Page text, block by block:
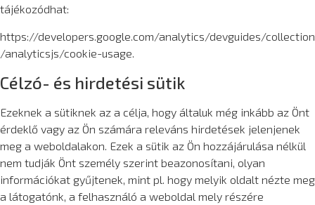
tájékozódhat:
https://developers.google.com/analytics/devguides/collection
/analyticsjs/cookie-usage.
Célzó- és hirdetési sütik
Ezeknek a sütiknek az a célja, hogy általuk még inkább az Önt
érdeklő vagy az Ön számára releváns hirdetések jelenjenek
meg a weboldalakon. Ezek a sütik az Ön hozzájárulása nélkül
nem tudják Önt személy szerint beazonosítani, olyan
információkat gyűjtenek, mint pl. hogy melyik oldalt nézte meg
a látogatónk, a felhasználó a weboldal mely részére